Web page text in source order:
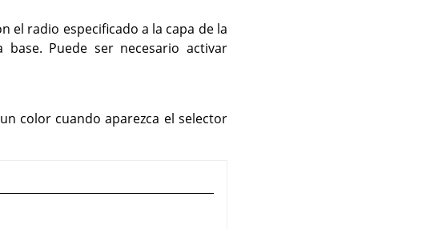
el radio especificado a la capa de la
Puede ser necesario activar
color cuando aparezca el selector